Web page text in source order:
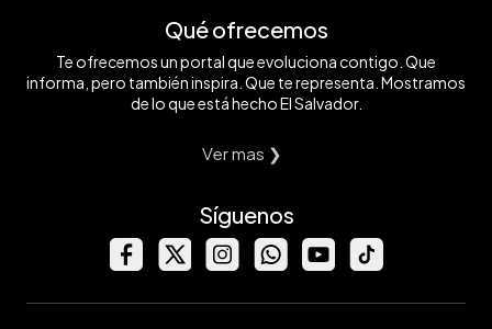
Qué ofrecemos
Te ofrecemos un portal que evoluciona contigo. Que
informa, pero también inspira. Que te representa. Mostramos
de lo que está hecho El Salvador.
Ver mas ❯
Síguenos